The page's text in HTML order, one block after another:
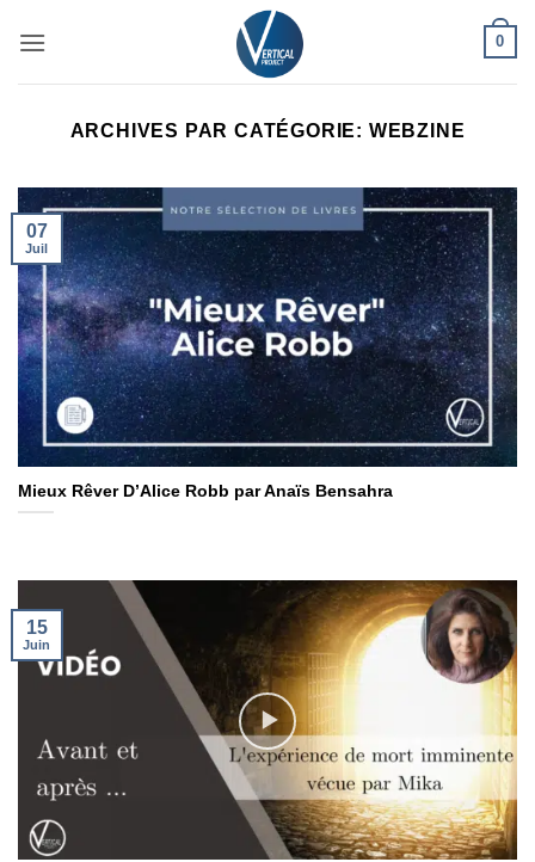
0
ARCHIVES PAR CATÉGORIE: WEBZINE
Mieux Rêver D’Alice Robb par Anaïs Bensahra
07
Juil
15
Juin